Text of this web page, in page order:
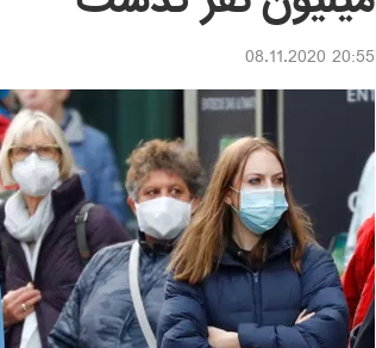
20:55 08.11.2020